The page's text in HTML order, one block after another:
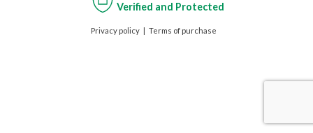
Verified and Protected
Privacy policy Terms of purchase